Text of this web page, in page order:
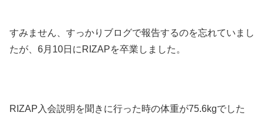
すみません、すっかりブログで報告するのを忘れていまし
たが、6月10日にRIZAPを卒業しました。
RIZAP入会説明を聞きに行った時の体重が75.6kgでした